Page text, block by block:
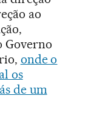
ao
Governo
onde o
os
de um